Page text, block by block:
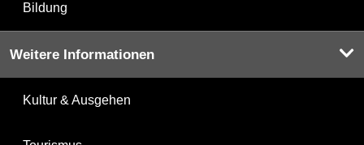
Bildung
Weitere Informationen
Kultur & Ausgehen